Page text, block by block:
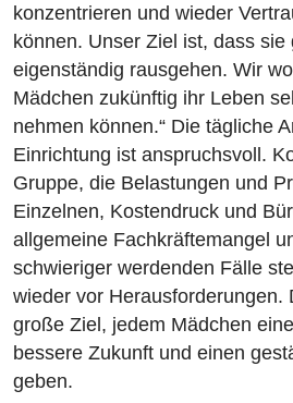
konzentrieren und wieder
können. Unser Ziel ist, dass sie
eigenständig rausgehen. Wir
Mädchen zukünftig ihr Leben
nehmen können.“ Die tägliche
Einrichtung ist anspruchsvoll.
Gruppe, die Belastungen und
Einzelnen, Kostendruck und
allgemeine Fachkräftemangel
schwieriger werdenden Fälle
wieder vor Herausforderungen.
große Ziel, jedem Mädchen
bessere Zukunft und einen
geben.